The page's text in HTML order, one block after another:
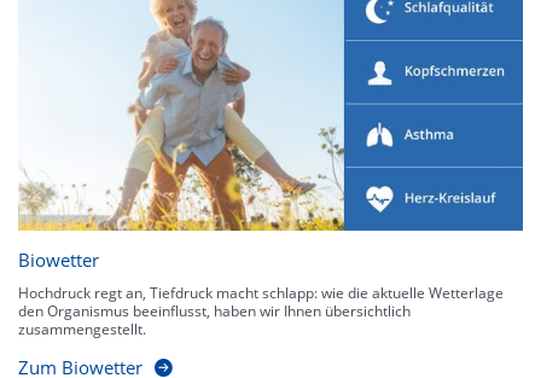
Biowetter
Hochdruck regt an, Tiefdruck macht schlapp: wie die aktuelle Wetterlage
den Organismus beeinflusst, haben wir Ihnen übersichtlich
zusammengestellt.
Zum Biowetter